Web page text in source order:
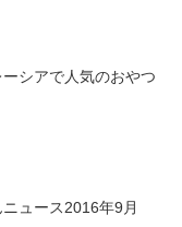
シアで人気のおやつ
ュース2016年9月